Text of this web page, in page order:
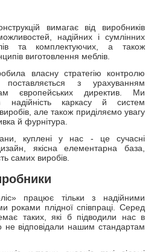
вимагає від виробників
надійних і сумлінних
та комплектуючих, а також
виготовлення меблів.
власну стратегію контролю
з урахуванням
європейських директив. Ми
надійність каркасу й систем
але також приділяємо увагу
й фурнітура.
куплені у нас - це сучасні
якісна елементарна база,
самих виробів.
працює тільки з надійними
роками плідної співпраці. Серед
таких, які б підводили нас в
не відповідали нашим стандартам